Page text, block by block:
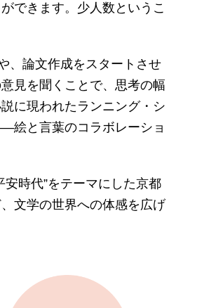
できます。少人数というこ
、論文作成をスタートさせ
見を聞くことで、思考の幅
に現われたランニング・シ
絵と言葉のコラボレーショ
時代”をテーマにした京都
文学の世界への体感を広げ